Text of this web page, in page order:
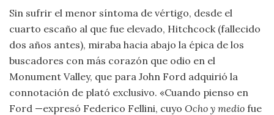
Sin sufrir el menor síntoma de vértigo, desde el
cuarto escaño al que fue elevado, Hitchcock (fallecido
dos años antes), miraba hacia abajo la épica de los
buscadores con más corazón que odio en el
Monument Valley, que para John Ford adquirió la
connotación de plató exclusivo. «Cuando pienso en
Ford —expresó Federico Fellini, cuyo Ocho y medio fue